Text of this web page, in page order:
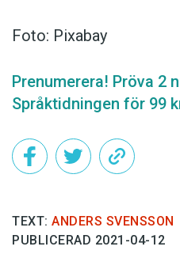
Foto: Pixabay
Prenumerera! Pröva 2
Språktidningen för 99
TEXT: ANDERS SVENSSON
PUBLICERAD 2021-04-12